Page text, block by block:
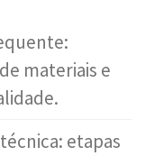
materiais e
etapas